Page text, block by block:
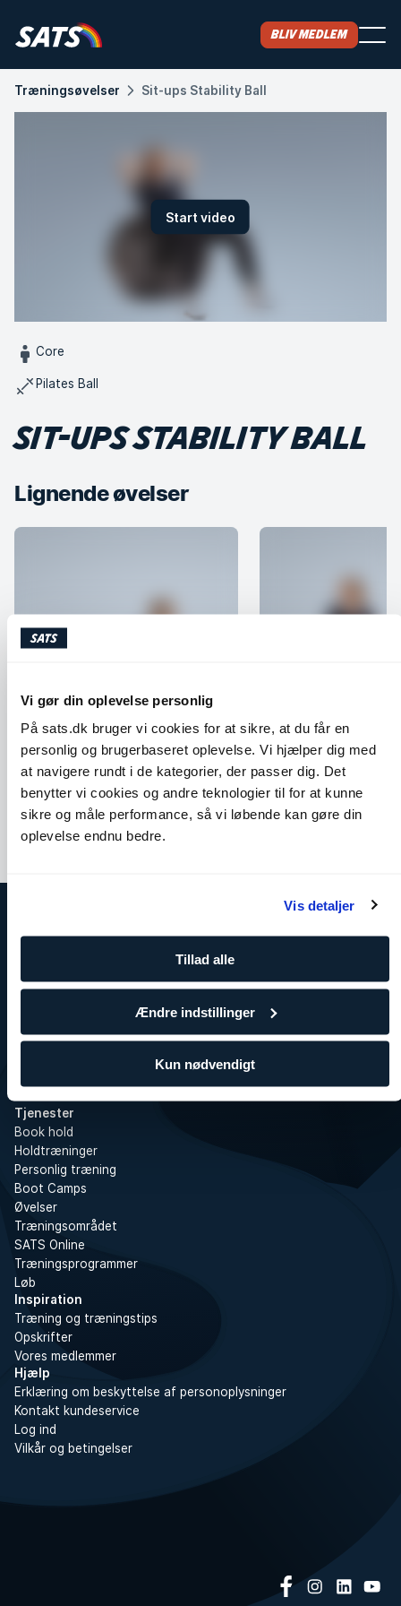
Vi gør din oplevelse personlig
På sats.dk bruger vi cookies for at sikre, at du får en
personlig og brugerbaseret oplevelse. Vi hjælper dig med
at navigere rundt i de kategorier, der passer dig. Det
benytter vi cookies og andre teknologier til for at kunne
sikre og måle performance, så vi løbende kan gøre din
oplevelse endnu bedre.
Vis detaljer
Tillad alle
Ændre indstillinger
Kun nødvendigt
Bliv medlem
Træningsøvelser Sit-ups Stability Ball
Start video
Core
Pilates Ball
SIT-UPS STABILITY BALL
Lignende øvelser
Cobra
Skuldre Core Bryst
Seated Spinal Twist
Ben og glutes
Træning for virksomheder
SATS Rewards
Tjenester
Book hold
Holdtræninger
Personlig træning
Boot Camps
Øvelser
Træningsområdet
SATS Online
Træningsprogrammer
Løb
Inspiration
Træning og træningstips
Opskrifter
Vores medlemmer
Hjælp
Erklæring om beskyttelse af personoplysninger
Kontakt kundeservice
Log ind
Vilkår og betingelser